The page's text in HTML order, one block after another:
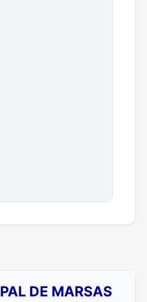
DE MARSAS